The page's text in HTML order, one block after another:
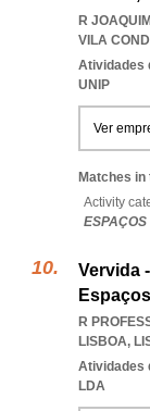
R
VILA
Atividades
UNIP
Ver
Matches
Activity
Vervida
R
LISBOA,
Atividades
LDA